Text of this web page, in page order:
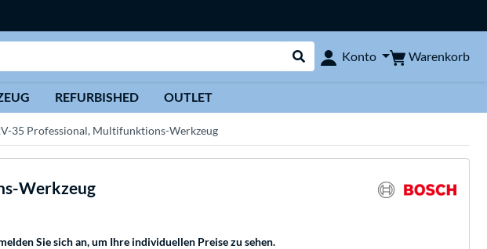
Suche durchführen
Konto Warenkorb
REFURBISHED OUTLET
35 Professional, Multifunktions-Werkzeug
Werkzeug
Sie sich an, um Ihre individuellen Preise zu sehen.